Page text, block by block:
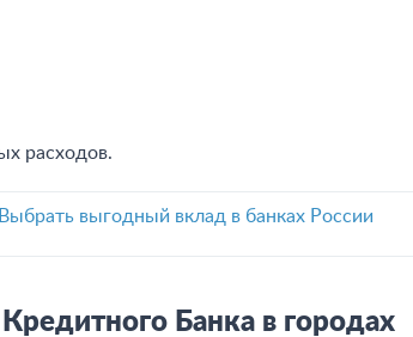
расходов.
Выбрать выгодный вклад в банках России
Банка в городах